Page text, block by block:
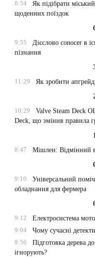
8:54
Як підібрати
щоденних поїздок
9:55
Дієслово conocer в
пізнання
11:29
Як зробити
10:29
Valve Steam Deck
Deck, що змінив правила
8:47
Мішлен: Відмінний
9:10
Універсальний
обладнання для фермера
9:12
Електросистема
9:04
Чому сучасні
8:56
Підготовка дерева
ігнорують?